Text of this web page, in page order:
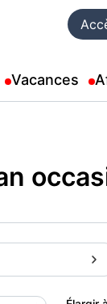
Vacances